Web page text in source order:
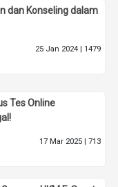
dan Konseling dalam
25 Jan 2024 | 1479
Tes Online
17 Mar 2025 | 713